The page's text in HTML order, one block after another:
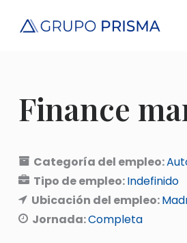
a
a
c
o
Finance
Categoría del empleo:
Tipo de empleo:Indefinido
Ubicación del empleo:
Jornada:Completa